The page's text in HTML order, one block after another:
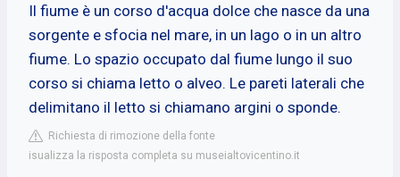
Il fiume è un corso d'acqua dolce che nasce da una
sorgente e sfocia nel mare, in un lago o in un altro
fiume. Lo spazio occupato dal fiume lungo il suo
corso si chiama letto o alveo. Le pareti laterali che
delimitano il letto si chiamano argini o sponde.
Richiesta di rimozione della fonte
isualizza la risposta completa su museialtovicentino.it